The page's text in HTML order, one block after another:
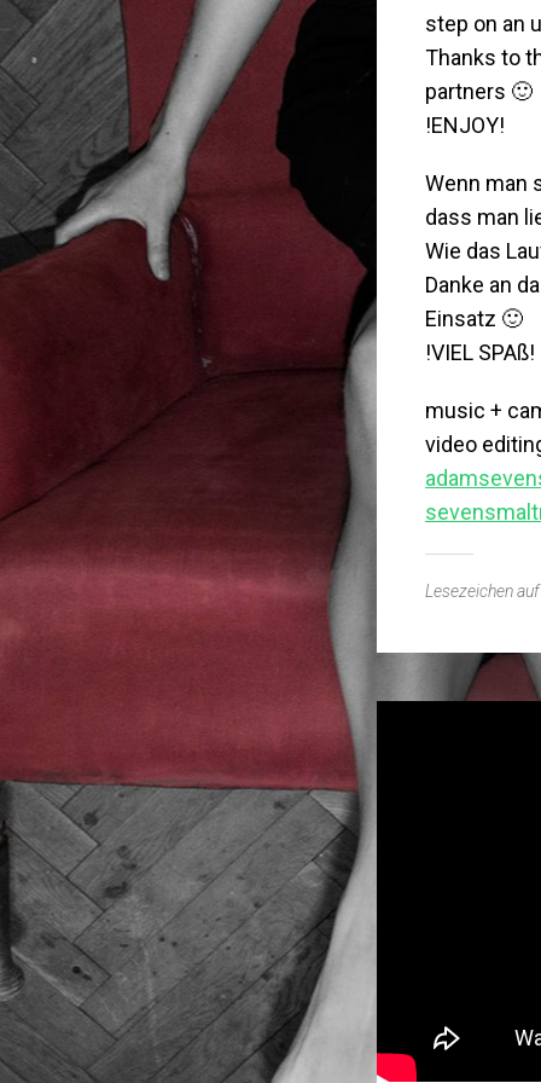
step on an
Thanks to
partners 🙂
!ENJOY!
Wenn man
dass man
Wie das
Danke an
Einsatz 🙂
!VIEL SPAß!
music +
video
Lesezeichen